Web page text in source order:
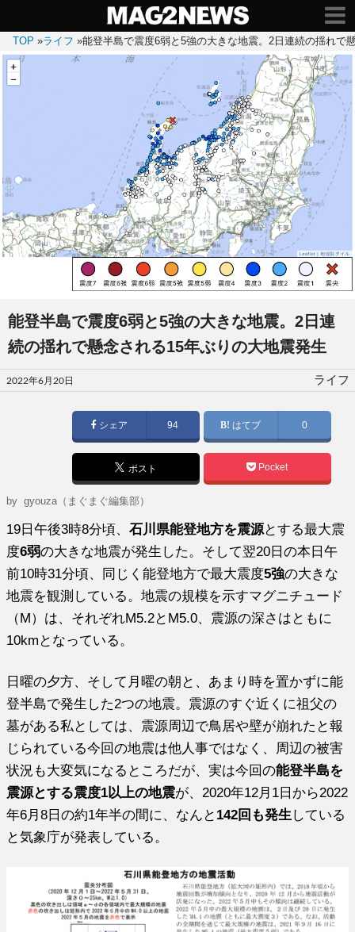
TOP »ライフ »能登半島で震度6弱と5強の大きな地震。2日連続の揺れで
能登半島で震度6弱と5強の大きな地震。2日連
続の揺れで懸念される15年ぶりの大地震発生
投
稿
2022年6月20日 ライフ
シェア 94 はてブ 0
ポスト Pocket
by gyouza（まぐまぐ編集部）
19日午後3時8分頃、石川県能登地方を震源とする最大震
度6弱の大きな地震が発生した。そして翌20日の本日午
前10時31分頃、同じく能登地方で最大震度5強の大きな
地震を観測している。地震の規模を示すマグニチュード
（M）は、それぞれM5.2とM5.0、震源の深さはともに
10kmとなっている。
日曜の夕方、そして月曜の朝と、あまり時を置かずに能
登半島で発生した2つの地震。震源のすぐ近くに祖父の
墓がある私としては、震源周辺で鳥居や壁が崩れたと報
じられている今回の地震は他人事ではなく、周辺の被害
状況も大変気になるところだが、実は今回の能登半島を
震源とする震度1以上の地震が、2020年12月1日から2022
年6月8日の約1年半の間に、なんと 142回も発生 している
と気象庁が発表している。